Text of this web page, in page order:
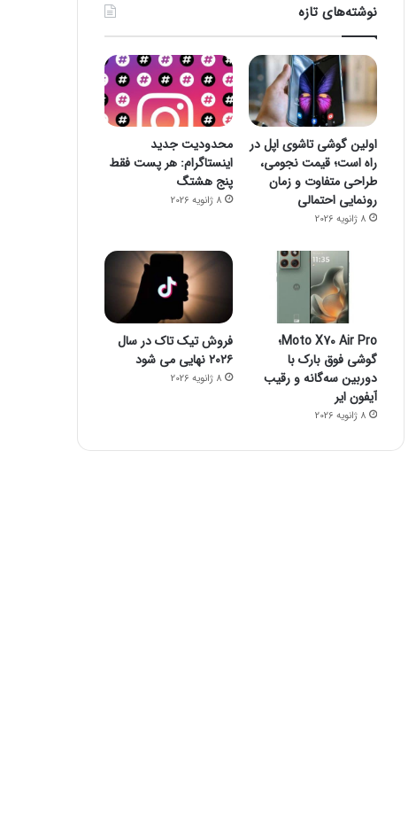
نوشته‌های تازه
اولین گوشی تاشوی اپل در
راه است؛ قیمت نجومی،
طراحی متفاوت و زمان
رونمایی احتمالی
8 ژانویه 2026
محدودیت جدید
اینستاگرام: هر پست فقط
پنج هشتگ
8 ژانویه 2026
Moto X70 Air Pro؛
گوشی فوق بارک با
دوربین سه‌گانه و رقیب
آیفون ایر
8 ژانویه 2026
فروش تیک تاک در سال
۲۰۲۶ نهایی می شود
8 ژانویه 2026